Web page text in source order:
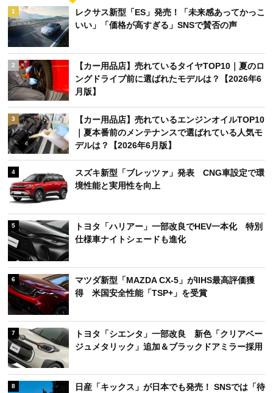
1
レクサス新型「ES」発売！「未来感あってかっこ
いい」「価格が高すぎる」SNSで賛否の声
2
【カー用品店】売れているタイヤTOP10｜夏のロ
ングドライブ前に選ばれたモデルは？【2026年6
月版】
3
【カー用品店】売れているエンジンオイルTOP10
｜夏本番前のメンテナンスで選ばれている人気モ
デルは？【2026年6月版】
4
スズキ新型「ブレッツァ」発表 CNG車設定で環
境性能と実用性を向上
5
トヨタ「ハリアー」一部改良でHEV一本化 特別
仕様車ナイトシェードも進化
6
マツダ新型「MAZDA CX-5」がIIHS最高評価獲
得 米国安全性能「TSP+」を受賞
7
トヨタ「シエンタ」一部改良 新色「クリアベー
ジュメタリック」追加＆ブラックドアミラー採用
8
日産「キックス」が日本でも発売！ SNSでは「待